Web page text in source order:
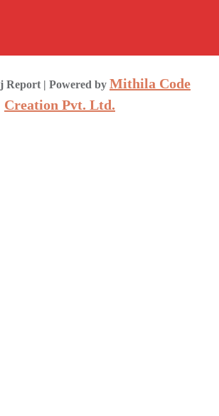
Report | Powered by Mithila Code
Creation Pvt. Ltd.